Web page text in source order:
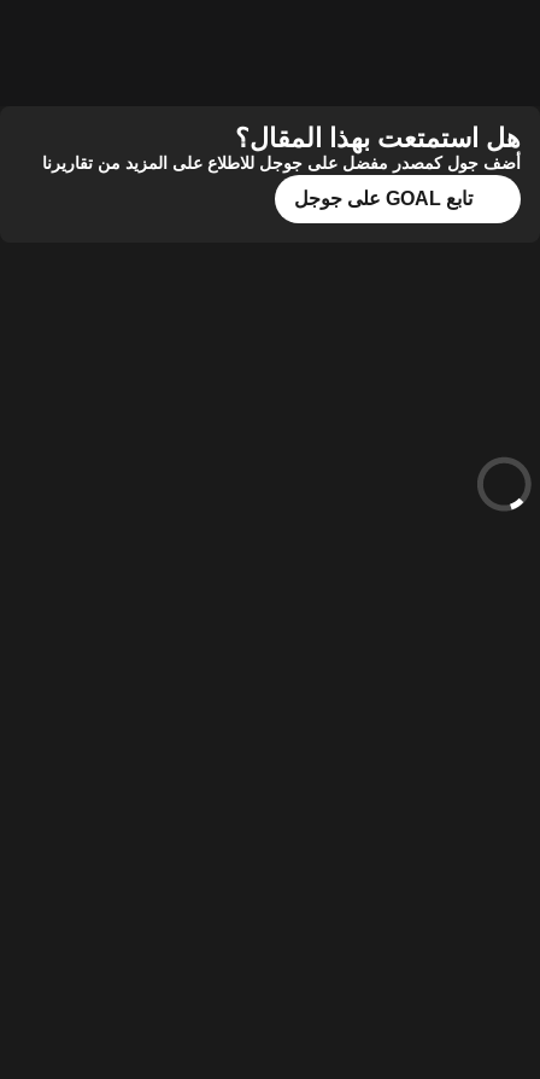
بهذا المقال؟
كمصدر مفضل على جوجل للاطلاع على المزيد من تقاريرنا
تابع GOAL على جوجل